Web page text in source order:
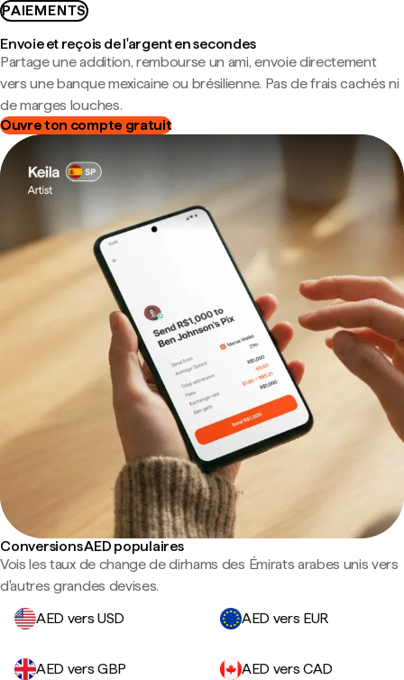
PAIEMENTS
Envoie et reçois de l'argent en secondes
Partage une addition, rembourse un ami, envoie directement
vers une banque mexicaine ou brésilienne. Pas de frais cachés ni
de marges louches.
Ouvre ton compte gratuit
Conversions AED populaires
Vois les taux de change de dirhams des Émirats arabes unis vers
d'autres grandes devises.
AED vers USD
AED vers EUR
AED vers GBP AED vers CAD